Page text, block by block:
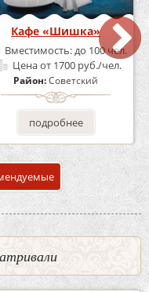
Кафе «Шишка»
Вместимость:до 100 чел.
Ценаот 1700 руб./чел.
Район:Советский
подробнее